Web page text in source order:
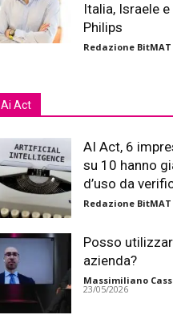
Italia, Israele
Philips
Redazione BitMAT
Ai Act
AI Act, 6
su 10 hanno
d’uso da
Redazione BitMAT
Posso
azienda?
Massimiliano
23/05/2026